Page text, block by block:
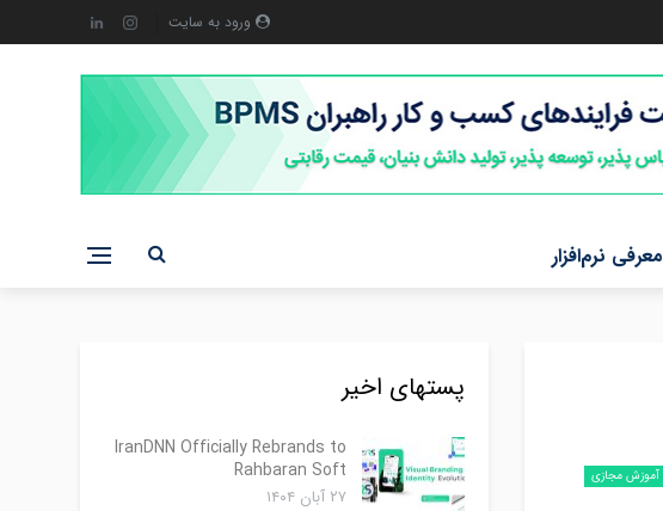
ورود به سایت
معرفی نرم‌افزار
آموزش مجازی
پستهای اخیر
IranDNN Officially Rebrands to
Rahbaran Soft
۲۷ آبان ۱۴۰۴